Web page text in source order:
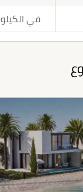
في الكيلو 199 في الساحل الشمالي